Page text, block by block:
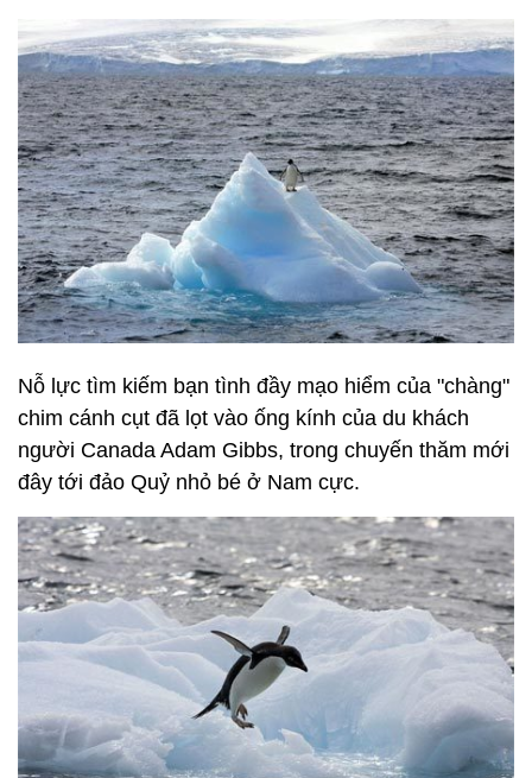
Nỗ lực tìm kiếm bạn tình đầy mạo hiểm của "chàng"
chim cánh cụt đã lọt vào ống kính của du khách
người Canada Adam Gibbs, trong chuyến thăm mới
đây tới đảo Quỷ nhỏ bé ở Nam cực.